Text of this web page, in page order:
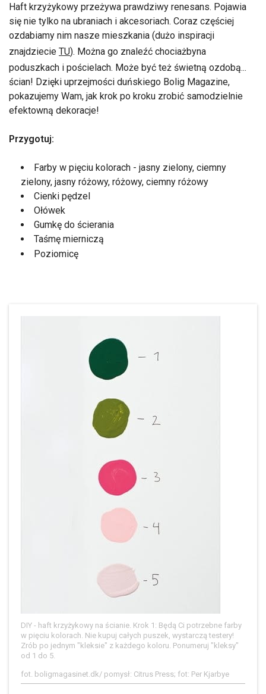
Haft krzyżykowy przeżywa prawdziwy renesans. Pojawia
się nie tylko na ubraniach i akcesoriach. Coraz częściej
ozdabiamy nim nasze mieszkania (dużo inspiracji
znajdziecie TU). Można go znaleźć chociażbyna
poduszkach i pościelach. Może być też świetną ozdobą...
ścian! Dzięki uprzejmości duńskiego Bolig Magazine,
pokazujemy Wam, jak krok po kroku zrobić samodzielnie
efektowną dekoracje!
Przygotuj:
Farby w pięciu kolorach - jasny zielony, ciemny
zielony, jasny różowy, różowy, ciemny różowy
Cienki pędzel
Ołówek
Gumkę do ścierania
Taśmę mierniczą
Poziomicę
DIY - haft krzyżykowy na ścianie. Krok 1: Będą Ci potrzebne farby
w pięciu kolorach. Nie kupuj całych puszek, wystarczą testery!
Zrób po jednym "kleksie" z każdego koloru. Ponumeruj "kleksy"
od 1 do 5.
fot. boligmagasinet.dk/ pomysł: Citrus Press; fot: Per Kjarbye